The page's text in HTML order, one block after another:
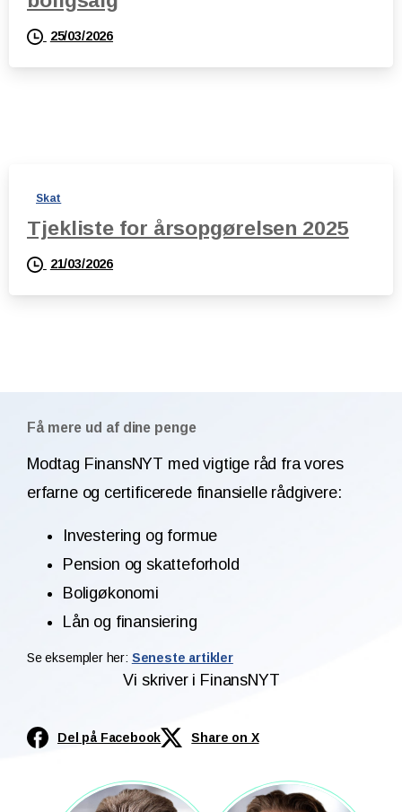
25/03/2026
Skat
Tjekliste for årsopgørelsen 2025
21/03/2026
Få mere ud af dine penge
Modtag FinansNYT med vigtige råd fra vores
erfarne og certificerede finansielle rådgivere:
Investering og formue
Pension og skatteforhold
Boligøkonomi
Lån og finansiering
Se eksempler her: Seneste artikler
Vi skriver i FinansNYT
Del på Facebook Share on X